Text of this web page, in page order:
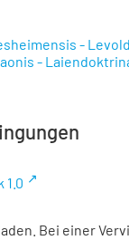
-
-
1.0
Bei einer